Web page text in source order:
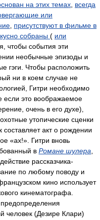
на этих темах всегда
или
присутствуют в фильме в
собраны ( или
чтобы события эти
необычные эпизоды и
гэги. Чтобы расположить
ни в коем случае не
Гитри необходимо
если это воображаемое
очень в его духе),
утопические сценки
составляет акт о рождении
«ах!». Гитри вновь
в Романе шулера
рассказчика-
по любому поводу и
кино использует
кинематографа.
человек (Дезире Клари)